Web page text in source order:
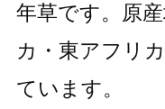
年草です。原
カ・東アフリ
ています。